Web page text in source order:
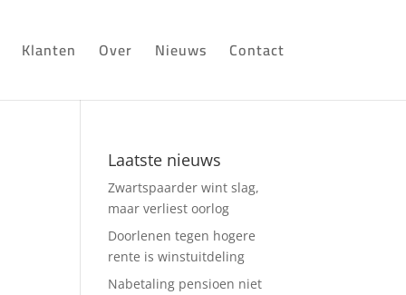
Klanten Over Nieuws Contact
Laatste nieuws
Zwartspaarder wint slag,
maar verliest oorlog
Doorlenen tegen hogere
rente is winstuitdeling
Nabetaling pensioen niet